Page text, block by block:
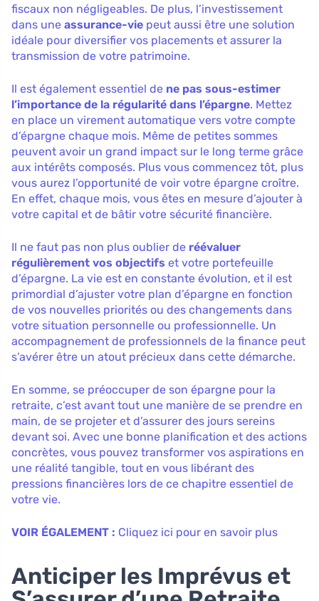
fiscaux non négligeables. De plus, l’investissement
dans une assurance-vie peut aussi être une solution
idéale pour diversifier vos placements et assurer la
transmission de votre patrimoine.
Il est également essentiel de ne pas sous-estimer
l’importance de la régularité dans l’épargne. Mettez
en place un virement automatique vers votre compte
d’épargne chaque mois. Même de petites sommes
peuvent avoir un grand impact sur le long terme grâce
aux intérêts composés. Plus vous commencez tôt, plus
vous aurez l’opportunité de voir votre épargne croître.
En effet, chaque mois, vous êtes en mesure d’ajouter à
votre capital et de bâtir votre sécurité financière.
Il ne faut pas non plus oublier de réévaluer
régulièrement vos objectifs et votre portefeuille
d’épargne. La vie est en constante évolution, et il est
primordial d’ajuster votre plan d’épargne en fonction
de vos nouvelles priorités ou des changements dans
votre situation personnelle ou professionnelle. Un
accompagnement de professionnels de la finance peut
s’avérer être un atout précieux dans cette démarche.
En somme, se préoccuper de son épargne pour la
retraite, c’est avant tout une manière de se prendre en
main, de se projeter et d’assurer des jours sereins
devant soi. Avec une bonne planification et des actions
concrètes, vous pouvez transformer vos aspirations en
une réalité tangible, tout en vous libérant des
pressions financières lors de ce chapitre essentiel de
votre vie.
VOIR ÉGALEMENT : Cliquez ici pour en savoir plus
Anticiper les Imprévus et